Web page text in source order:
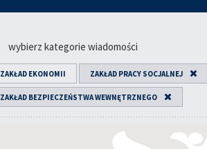
wybierz kategorie wiadomości
ZAKŁAD EKONOMII ZAKŁAD PRACY SOCJALNEJ
ZAKŁAD BEZPIECZEŃSTWA WEWNĘTRZNEGO